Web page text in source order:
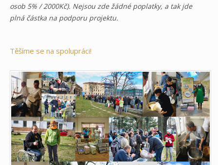
osob 5% / 2000Kč). Nejsou zde žádné poplatky, a tak jde
plná částka na podporu projektu.
Těšíme se na spolupráci!